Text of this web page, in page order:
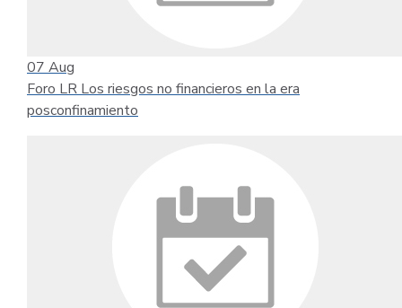
07 Aug
Foro LR Los riesgos no financieros en la era
posconfinamiento